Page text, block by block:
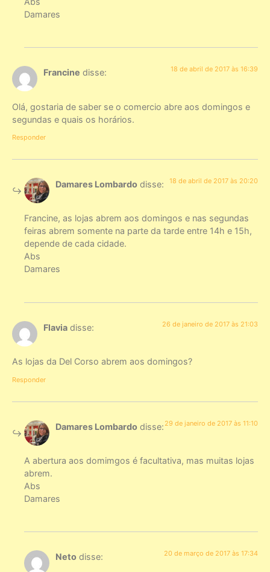
Damares
Francine disse: 18 de abril de 2017 às 16:39
Olá, gostaria de saber se o comercio abre aos domingos e
segundas e quais os horários.
Responder
Damares Lombardo disse: 18 de abril de 2017 às 20:20
Francine, as lojas abrem aos domingos e nas segundas
feiras abrem somente na parte da tarde entre 14h e 15h,
depende de cada cidade.
Abs
Damares
Flavia disse: 26 de janeiro de 2017 às 21:03
As lojas da Del Corso abrem aos domingos?
Responder
Damares Lombardo disse: 29 de janeiro de 2017 às 11:10
A abertura aos domimgos é facultativa, mas muitas lojas
abrem.
Abs
Damares
Neto disse: 20 de março de 2017 às 17:34